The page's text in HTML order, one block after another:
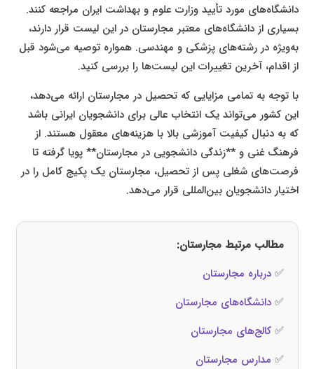
دانشگاه‌های مورد تأیید وزارت علوم و بهداشت ایران مراجعه کنند.
بسیاری از دانشگاه‌های معتبر مجارستان در این لیست قرار دارند،
به‌ویژه در رشته‌های پزشکی و مهندسی. همواره توصیه می‌شود قبل
از اقدام، آخرین تغییرات این لیست‌ها را بررسی کنید.
با توجه به تمامی مزایایی که تحصیل در مجارستان ارائه می‌دهد،
این کشور می‌تواند یک انتخاب عالی برای دانشجویان ایرانی باشد
که به دنبال کیفیت آموزشی بالا با هزینه‌های معقول هستند. از
فرهنگ غنی و **زندگی دانشجویی در مجارستان** پویا گرفته تا
فرصت‌های شغلی پس از تحصیل، مجارستان یک پکیج کامل را در
اختیار دانشجویان بین‌المللی قرار می‌دهد.
مطالب مرتبط مجارستان:
✅درباره مجارستان
✅دانشگاه‌های مجارستان
✅کالج‌های مجارستان
✅ مدارس مجارستان